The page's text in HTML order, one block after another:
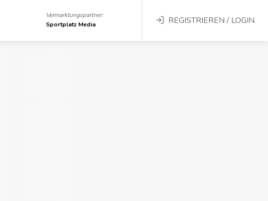
Vermarktungspartner:
Sportplatz Media
REGISTRIEREN / LOGIN